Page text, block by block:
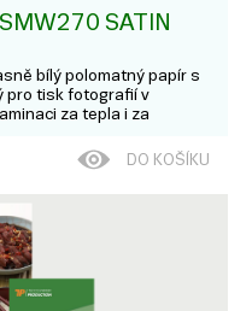
SATIN
bílý polomatný papír s
pro tisk fotografií v
za tepla i za
DO KOŠÍKU